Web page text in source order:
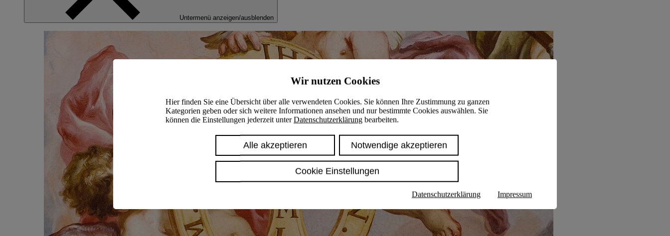
Wir nutzen Cookies
Hier finden Sie eine Übersicht über alle verwendeten Cookies. Sie können Ihre Zustimmung zu ganzen
Kategorien geben oder sich weitere Informationen ansehen und nur bestimmte Cookies auswählen. Sie
können die Einstellungen jederzeit unterDatenschutzerklärung bearbeiten.
Alle akzeptieren Notwendige akzeptieren
Cookie Einstellungen
Datenschutzerklärung Impressum
Untermenü anzeigen/ausblenden